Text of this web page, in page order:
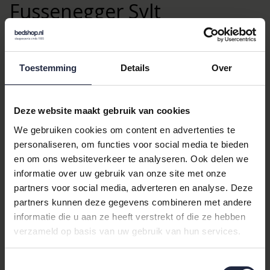
Toestemming Details Over
Deze website maakt gebruik van cookies
We gebruiken cookies om content en advertenties te
personaliseren, om functies voor social media te bieden
en om ons websiteverkeer te analyseren. Ook delen we
informatie over uw gebruik van onze site met onze
partners voor social media, adverteren en analyse. Deze
partners kunnen deze gegevens combineren met andere
informatie die u aan ze heeft verstrekt of die ze hebben
verzameld op basis van uw gebruik van hun services.
Fussenegger Sylt
Sierkussenhoes Uni 50x50
Filz-melee
sierkussenhoes, met zijn elegante grijze kleur, biedt een tijdloze
uitstraling die naadloos past in elke woonstijl. Gemaakt van
hoogwaardige materialen, zorgt deze hoes niet alleen voor een
esthetische upgrade, maar ook voor comfort en duurzaamheid.
Waarom Kiezen Voor Deze
Sierkussenhoes?
De David Fussenegger Sylt sierkussenhoes onderscheidt zich
door zijn verfijnde ontwerp en uitstekende kwaliteit. Het merk